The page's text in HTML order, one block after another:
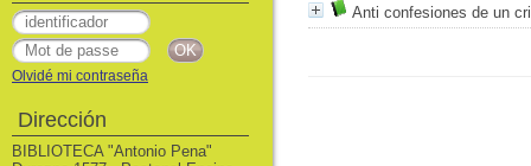
Anti confesiones de un
Olvidé mi contraseña
Dirección
BIBLIOTECA "Antonio Pena"